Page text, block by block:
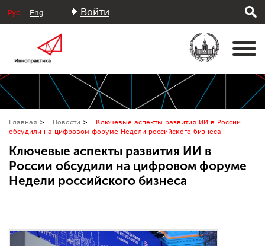
Рус Eng Войти
Главная Новости
Ключевые аспекты развития ИИ в России
обсудили на цифровом форуме Недели российского бизнеса
Ключевые аспекты развития ИИ в
России обсудили на цифровом форуме
Недели российского бизнеса